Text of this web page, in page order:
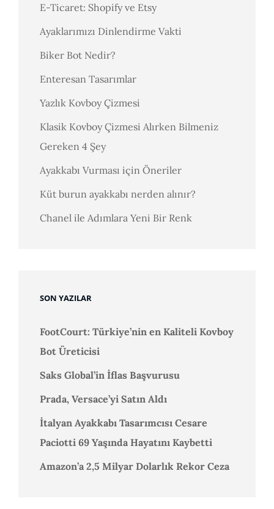
E-Ticaret: Shopify ve Etsy
Ayaklarımızı Dinlendirme Vakti
Biker Bot Nedir?
Enteresan Tasarımlar
Yazlık Kovboy Çizmesi
Klasik Kovboy Çizmesi Alırken Bilmeniz
Gereken 4 Şey
Ayakkabı Vurması için Öneriler
Küt burun ayakkabı nerden alınır?
Chanel ile Adımlara Yeni Bir Renk
SON YAZILAR
FootCourt: Türkiye’nin en Kaliteli Kovboy
Bot Üreticisi
Saks Global’in İflas Başvurusu
Prada, Versace’yi Satın Aldı
İtalyan Ayakkabı Tasarımcısı Cesare
Paciotti 69 Yaşında Hayatını Kaybetti
Amazon’a 2,5 Milyar Dolarlık Rekor Ceza